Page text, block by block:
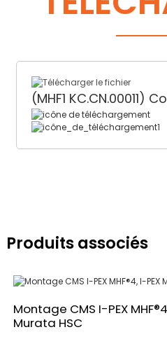
(MHF1 KC.CN.00011)
Produits associés
Montage CMS I-PEX
Murata HSC